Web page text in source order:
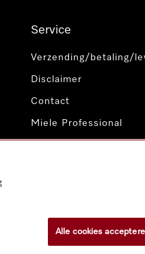
Service
Verzending/betaling/
Disclaimer
Contact
Miele Professional
zonder decoratiemateriaal.
Alle cookies